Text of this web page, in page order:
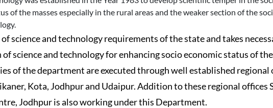
of the masses especially in the rural areas and the weaker section of the
science and technology requirements of the state and takes
science and technology for enhancing socio economic status of
of the department are executed through well established regional
Kota, Jodhpur and Udaipur. Addition to these regional offices
Jodhpur is also working under this Department.